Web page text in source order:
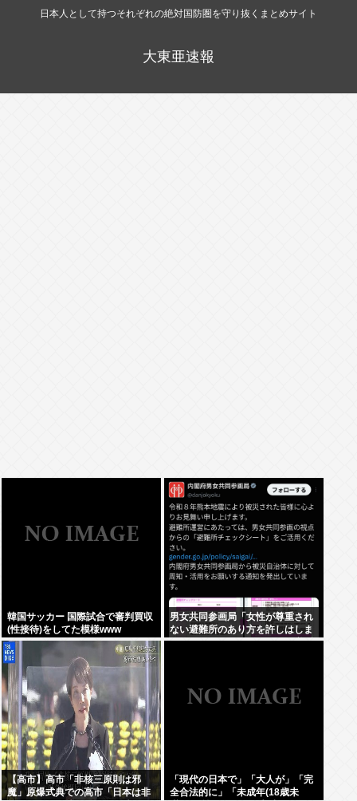
日本人として持つそれぞれの絶対国防圏を守り抜くまとめサイト
大東亜速報
韓国サッカー 国際試合で審判買収
(性接待)をしてた模様www
男女共同参画局「女性が尊重され
ない避難所のあり方を許しはしま
せん、このチェックシートを必ず
【高市】高市「非核三原則は邪
魔」原爆式典での高市「日本は非
「現代の日本で」「大人が」「完
全合法的に」「未成年(18歳未